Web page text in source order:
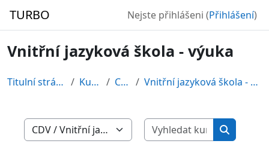
TURBO Nejste přihlášeni (Přihlášení)
Vnitřní jazyková škola - výuka
Titulní stránka Kurzy CDV Vnitřní jazyková škola - výuka
Kategorie kurzů
Vyhledat
Vyhledat